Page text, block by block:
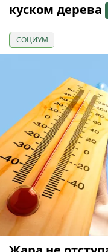
куском дерева
СОЦИУМ